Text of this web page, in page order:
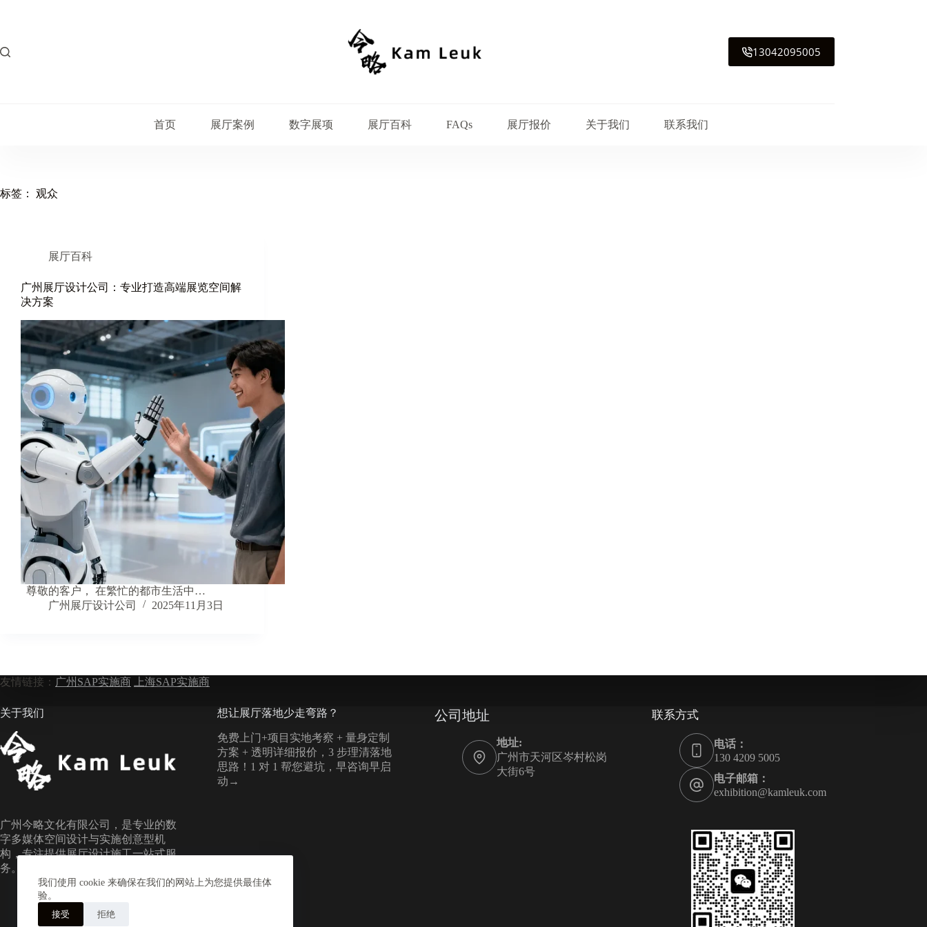
容
我们使用 cookie 来确保在我们的网站上为您提供最佳体
验。
接受 拒绝
13042095005
首页 展厅案例 数字展项 展厅百科 FAQs 展厅报价 关于我们 联系我们
标签： 观众
展厅百科
广州展厅设计公司：专业打造高端展览空间解
决方案
尊敬的客户， 在繁忙的都市生活中…
广州展厅设计公司
2025年11月3日
友情链接： 广州SAP实施商 上海SAP实施商
关于我们
广州今略文化有限公司，是专业的数
字多媒体空间设计与实施创意型机
构，专注提供展厅设计施工一站式服
务。
想让展厅落地少走弯路？
免费上门+项目实地考察 + 量身定制
方案 + 透明详细报价，3 步理清落地
思路！1 对 1 帮您避坑，早咨询早启
动→
公司地址
地址:
广州市天河区岑村松岗
大街6号
联系方式
电话：
130 4209 5005
电子邮箱：
exhibition@kamleuk.com